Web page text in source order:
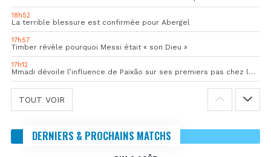
18h52
La terrible blessure est confirmée pour Abergel
17h57
Timber révèle pourquoi Messi était « son Dieu »
17h12
Mmadi dévoile l’influence de Paixão sur ses premiers pas chez les pros
TOUT VOIR
DERNIERS & PROCHAINS MATCHS